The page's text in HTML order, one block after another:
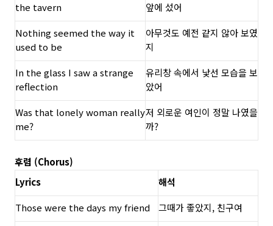
the tavern
앞에 섰어
Nothing seemed the way it
used to be
아무것도 예전 같지 않아 보였
지
In the glass I saw a strange
reflection
유리창 속에서 낯선 모습을 보
았어
Was that lonely woman really
me?
저 외로운 여인이 정말 나였을
까?
후렴 (Chorus)
Lyrics
해석
Those were the days my friend
그때가 좋았지, 친구여